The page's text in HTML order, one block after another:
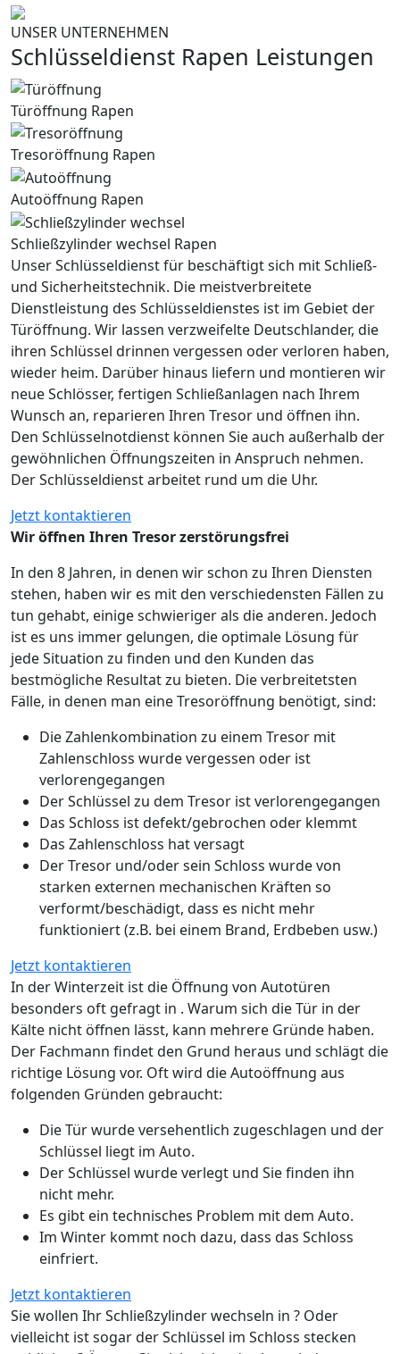
UNSER UNTERNEHMEN
Schlüsseldienst Rapen Leistungen
Türöffnung Rapen
Tresoröffnung Rapen
Autoöffnung Rapen
Schließzylinder wechsel Rapen
Unser Schlüsseldienst für beschäftigt sich mit Schließ-
und Sicherheitstechnik. Die meistverbreitete
Dienstleistung des Schlüsseldienstes ist im Gebiet der
Türöffnung. Wir lassen verzweifelte Deutschlander, die
ihren Schlüssel drinnen vergessen oder verloren haben,
wieder heim. Darüber hinaus liefern und montieren wir
neue Schlösser, fertigen Schließanlagen nach Ihrem
Wunsch an, reparieren Ihren Tresor und öffnen ihn.
Den Schlüsselnotdienst können Sie auch außerhalb der
gewöhnlichen Öffnungszeiten in Anspruch nehmen.
Der Schlüsseldienst arbeitet rund um die Uhr.
Jetzt kontaktieren
Wir öffnen Ihren Tresor zerstörungsfrei
In den 8 Jahren, in denen wir schon zu Ihren Diensten
stehen, haben wir es mit den verschiedensten Fällen zu
tun gehabt, einige schwieriger als die anderen. Jedoch
ist es uns immer gelungen, die optimale Lösung für
jede Situation zu finden und den Kunden das
bestmögliche Resultat zu bieten. Die verbreitetsten
Fälle, in denen man eine Tresoröffnung benötigt, sind:
Die Zahlenkombination zu einem Tresor mit
Zahlenschloss wurde vergessen oder ist
verlorengegangen
Der Schlüssel zu dem Tresor ist verlorengegangen
Das Schloss ist defekt/gebrochen oder klemmt
Das Zahlenschloss hat versagt
Der Tresor und/oder sein Schloss wurde von
starken externen mechanischen Kräften so
verformt/beschädigt, dass es nicht mehr
funktioniert (z.B. bei einem Brand, Erdbeben usw.)
Jetzt kontaktieren
In der Winterzeit ist die Öffnung von Autotüren
besonders oft gefragt in . Warum sich die Tür in der
Kälte nicht öffnen lässt, kann mehrere Gründe haben.
Der Fachmann findet den Grund heraus und schlägt die
richtige Lösung vor. Oft wird die Autoöffnung aus
folgenden Gründen gebraucht:
Die Tür wurde versehentlich zugeschlagen und der
Schlüssel liegt im Auto.
Der Schlüssel wurde verlegt und Sie finden ihn
nicht mehr.
Es gibt ein technisches Problem mit dem Auto.
Im Winter kommt noch dazu, dass das Schloss
einfriert.
Jetzt kontaktieren
Sie wollen Ihr Schließzylinder wechseln in ? Oder
vielleicht ist sogar der Schlüssel im Schloss stecken